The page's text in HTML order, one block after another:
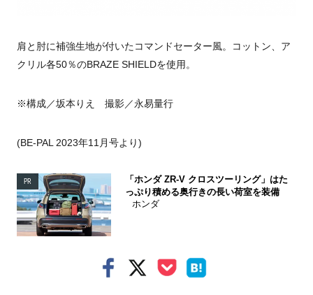
肩と肘に補強生地が付いたコマンドセーター風。コットン、ア
クリル各50％のBRAZE SHIELDを使用。
※構成／坂本りえ 撮影／永易量行
(BE-PAL 2023年11月号より)
PR
「ホンダ ZR-V クロスツーリング」はた
っぷり積める奥行きの長い荷室を装備
ホンダ